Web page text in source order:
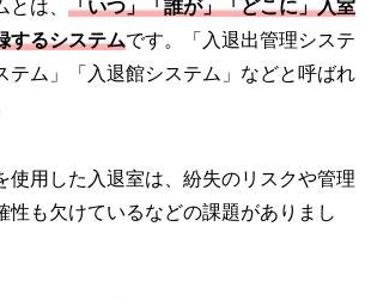
は、 「いつ」「誰が」「どこに」入室
するシステムです。「入退出管理システ
テム」「入退館システム」などと呼ばれ
使用した入退室は、紛失のリスクや管理
性も欠けているなどの課題がありまし